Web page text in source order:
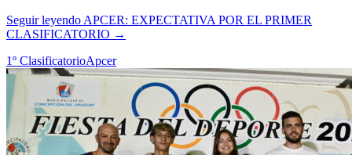
Seguir leyendo APCER: EXPECTATIVA POR EL PRIMER
CLASIFICATORIO →
1º ClasificatorioApcer